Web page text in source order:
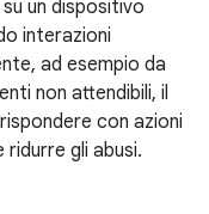
un dispositivo
interazioni
ad esempio da
non attendibili, il
con azioni
gli abusi.